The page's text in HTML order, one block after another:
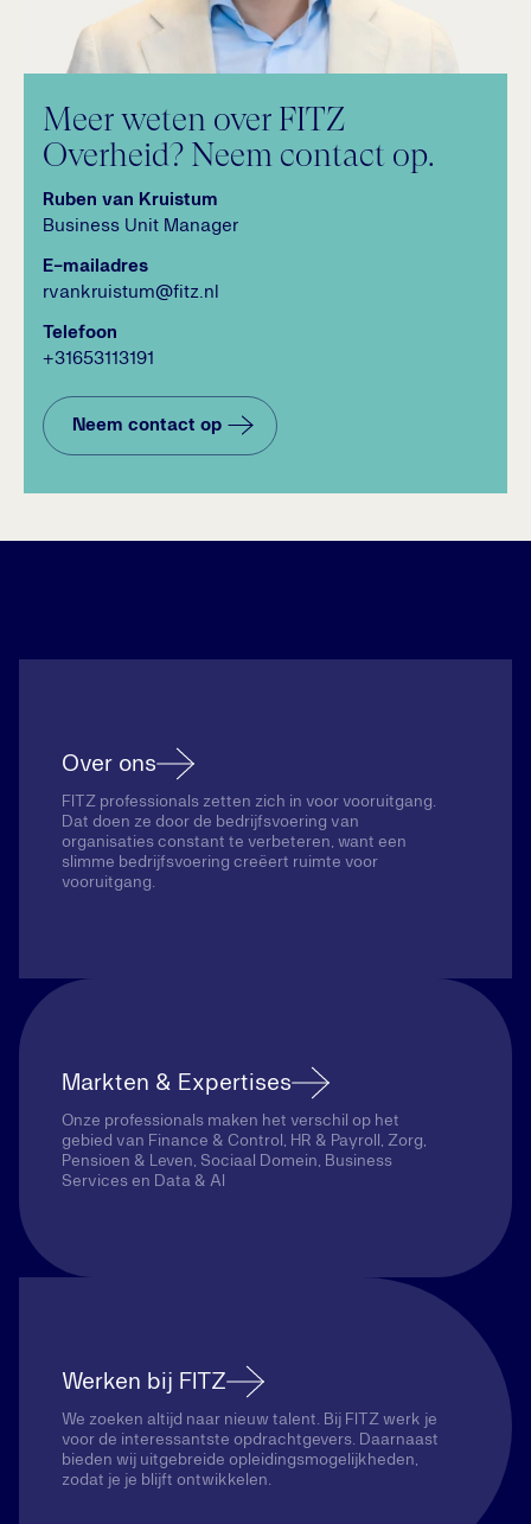
Meer weten over FITZ
Overheid? Neem contact op.
Ruben van Kruistum
Business Unit Manager
E-mailadres
rvankruistum@fitz.nl
Telefoon
+31653113191
Neem contact op
Over ons
FITZ professionals zetten zich in voor vooruitgang.
Dat doen ze door de bedrijfsvoering van
organisaties constant te verbeteren, want een
slimme bedrijfsvoering creëert ruimte voor
vooruitgang.
Markten & Expertises
Onze professionals maken het verschil op het
gebied van Finance & Control, HR & Payroll, Zorg,
Pensioen & Leven, Sociaal Domein, Business
Services en Data & AI
Werken bij FITZ
We zoeken altijd naar nieuw talent. Bij FITZ werk je
voor de interessantste opdrachtgevers. Daarnaast
bieden wij uitgebreide opleidingsmogelijkheden,
zodat je je blijft ontwikkelen.